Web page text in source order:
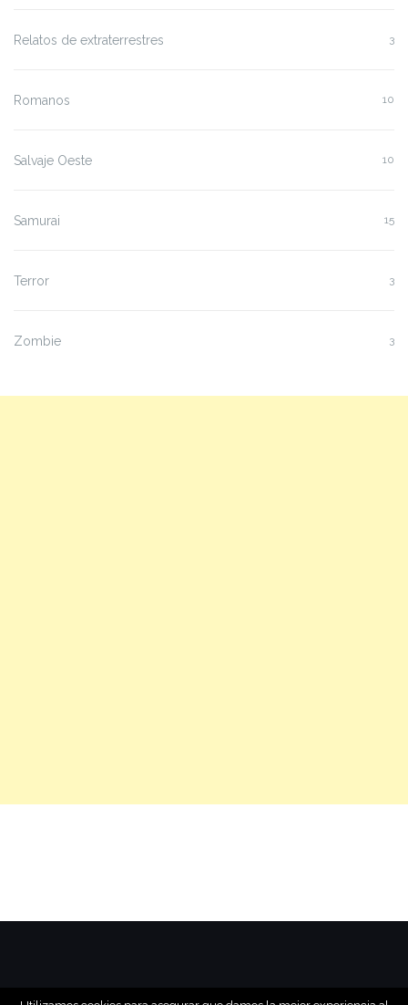
Relatos de extraterrestres 3
Romanos 10
Salvaje Oeste 10
Samurai 15
Terror 3
Zombie 3